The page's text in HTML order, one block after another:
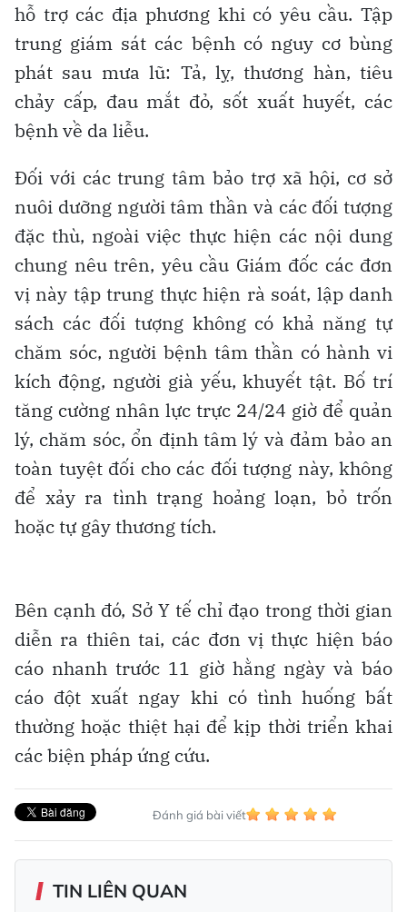
hỗ trợ các địa phương khi có yêu cầu. Tập
trung giám sát các bệnh có nguy cơ bùng
phát sau mưa lũ: Tả, lỵ, thương hàn, tiêu
chảy cấp, đau mắt đỏ, sốt xuất huyết, các
bệnh về da liễu.
Đối với các trung tâm bảo trợ xã hội, cơ sở
nuôi dưỡng người tâm thần và các đối tượng
đặc thù, ngoài việc thực hiện các nội dung
chung nêu trên, yêu cầu Giám đốc các đơn
vị này tập trung thực hiện rà soát, lập danh
sách các đối tượng không có khả năng tự
chăm sóc, người bệnh tâm thần có hành vi
kích động, người già yếu, khuyết tật. Bố trí
tăng cường nhân lực trực 24/24 giờ để quản
lý, chăm sóc, ổn định tâm lý và đảm bảo an
toàn tuyệt đối cho các đối tượng này, không
để xảy ra tình trạng hoảng loạn, bỏ trốn
hoặc tự gây thương tích.
Bên cạnh đó, Sở Y tế chỉ đạo trong thời gian
diễn ra thiên tai, các đơn vị thực hiện báo
cáo nhanh trước 11 giờ hằng ngày và báo
cáo đột xuất ngay khi có tình huống bất
thường hoặc thiệt hại để kịp thời triển khai
các biện pháp ứng cứu.
Đánh giá bài viết
TIN LIÊN QUAN